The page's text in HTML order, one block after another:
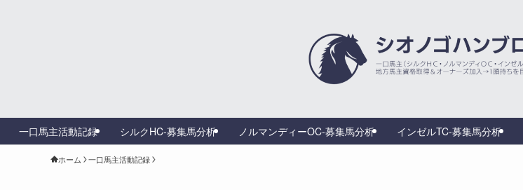
一口馬主活動記録 シルクHC-募集馬分析 ノルマンディーOC-募集馬分析 インゼルTC-募集馬分析
ホーム 一口馬主活動記録